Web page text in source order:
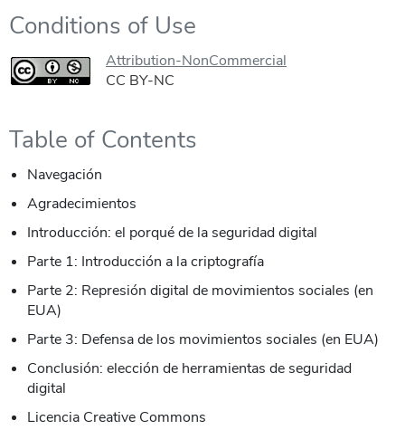
Conditions of Use
Attribution-NonCommercial
CC BY-NC
Table of Contents
Navegación
Agradecimientos
Introducción: el porqué de la seguridad digital
Parte 1: Introducción a la criptografía
Parte 2: Represión digital de movimientos sociales (en
EUA)
Parte 3: Defensa de los movimientos sociales (en EUA)
Conclusión: elección de herramientas de seguridad
digital
Licencia Creative Commons